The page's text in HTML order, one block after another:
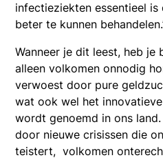
infectieziekten essentieel
beter te kunnen
Wanneer je dit leest, heb je
alleen volkomen onnodig
verwoest door pure
wat ook wel het
wordt genoemd in ons
door nieuwe crisissen die
teistert, volkomen